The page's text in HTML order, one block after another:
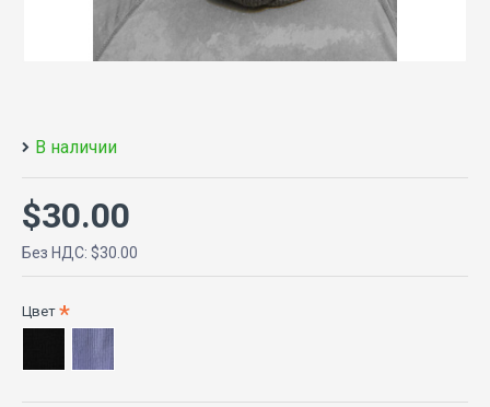
В наличии
$30.00
Без НДС: $30.00
Цвет